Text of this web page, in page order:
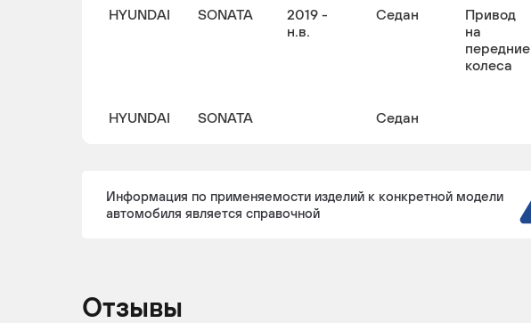
HYUNDAI SONATA
2019 -
н.в.
Седан
Привод
на
передние
колеса
HYUNDAI SONATA Седан
передние
Информация по применяемости изделий к конкретной модели
автомобиля является справочной
Отзывы